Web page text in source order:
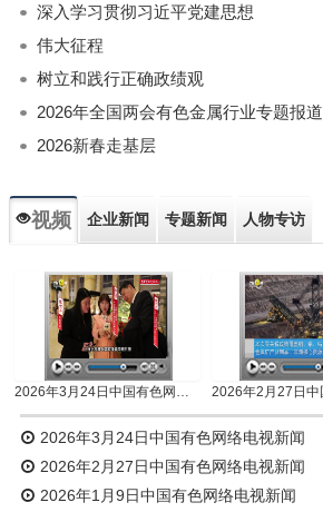
深入学习贯彻习近平党建思想
伟大征程
树立和践行正确政绩观
2026年全国两会有色金属行业专题报道
2026新春走基层
视频 企业新闻 专题新闻 人物专访
2026年3月24日中国有色网络电视新闻
2026年3月24日中国有色网络电视新闻
2026年2月27日中国有色网络电视新闻
2026年1月9日中国有色网络电视新闻